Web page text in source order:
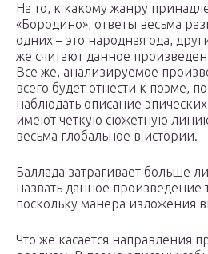
На то, к какому жанру
«Бородино», ответы весьма
одних – это народная ода,
же считают данное
Все же, анализируемое
всего будет отнести к поэме,
наблюдать описание
имеют четкую сюжетную
весьма глобальное в истории.
Баллада затрагивает больше
назвать данное произведение
поскольку манера изложения
Что же касается направления